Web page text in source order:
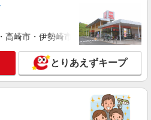
ガソリン代含む)＞
詳細を見る
イサービスSTAFF＊16時退社も
世代活躍中
高崎市・伊勢崎市・太田市・館林市
とりあえずキープ